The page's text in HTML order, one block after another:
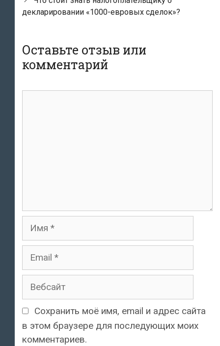
декларировании «1000-евровых сделок»?
Оставьте отзыв или
комментарий
Имя
Email
Вебсайт
Сохранить моё имя, email и адрес сайта
в этом браузере для последующих моих
комментариев.